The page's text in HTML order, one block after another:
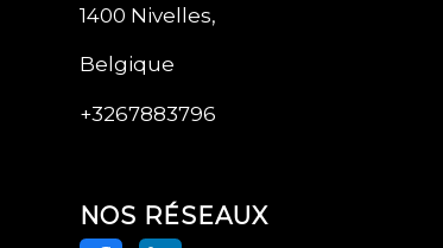
1400 Nivelles,
Belgique
+3267883796
NOS RÉSEAUX